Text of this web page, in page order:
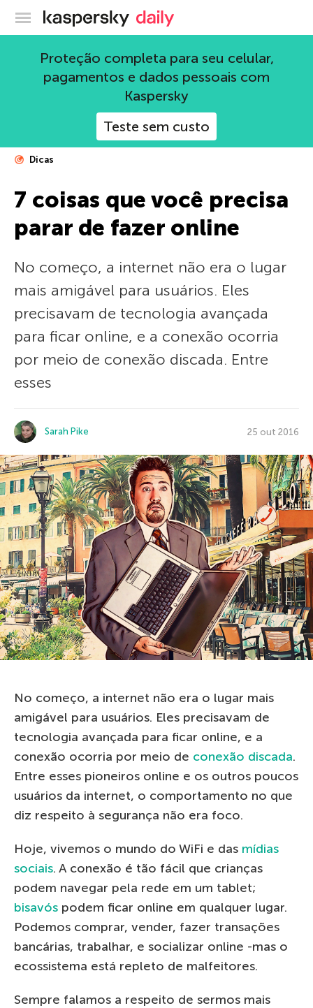
Blog oficial da Kaspersky
Proteção completa para seu celular,
pagamentos e dados pessoais com
Kaspersky
Teste sem custo
Dicas
7 coisas que você precisa
parar de fazer online
No começo, a internet não era o lugar
mais amigável para usuários. Eles
precisavam de tecnologia avançada
para ficar online, e a conexão ocorria
por meio de conexão discada. Entre
esses
Sarah Pike 25 out 2016
No começo, a internet não era o lugar mais
amigável para usuários. Eles precisavam de
tecnologia avançada para ficar online, e a
conexão ocorria por meio de conexão discada.
Entre esses pioneiros online e os outros poucos
usuários da internet, o comportamento no que
diz respeito à segurança não era foco.
Hoje, vivemos o mundo do WiFi e das mídias
sociais. A conexão é tão fácil que crianças
podem navegar pela rede em um tablet;
bisavós podem ficar online em qualquer lugar.
Podemos comprar, vender, fazer transações
bancárias, trabalhar, e socializar online -mas o
ecossistema está repleto de malfeitores.
Sempre falamos a respeito de sermos mais